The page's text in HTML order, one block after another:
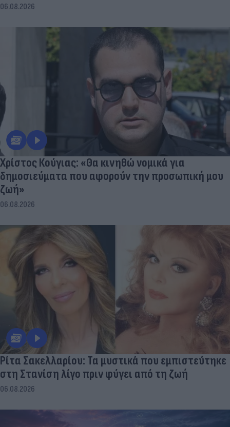
06.08.2026
Χρίστος Κούγιας: «Θα κινηθώ νομικά για
δημοσιεύματα που αφορούν την προσωπική μου
ζωή»
06.08.2026
Ρίτα Σακελλαρίου: Τα μυστικά που εμπιστεύτηκε
στη Στανίση λίγο πριν φύγει από τη ζωή
06.08.2026